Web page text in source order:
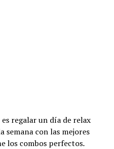
regalar un día de relax
semana con las mejores
los combos perfectos.